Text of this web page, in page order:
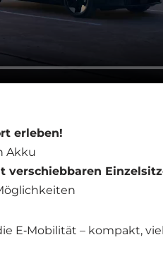
erle­ben!
Akku
ver­schieb­ba­ren
E‑Mobilität – kom­pakt,